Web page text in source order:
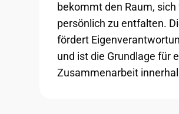
bekommt den Raum,
persönlich zu entfalten.
fördert
und ist die Grundlage für
Zusammenarbeit